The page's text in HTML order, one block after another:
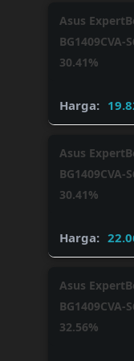
Asus
BG1409CVA-
30.41%
Asus
BG1409CVA-
30.41%
Asus
BG1409CVA-
32.56%